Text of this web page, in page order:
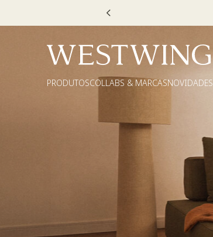
PRODUTOSCOLLABS & MARCASNOVIDADES